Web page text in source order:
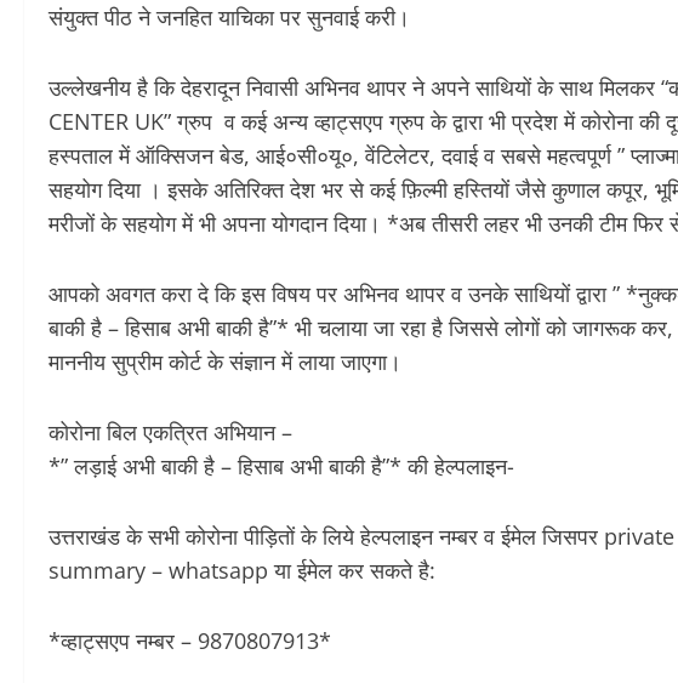
संयुक्त पीठ ने जनहित याचिका पर सुनवाई करी।
उल्लेखनीय है कि देहरादून निवासी अभिनव थापर ने अपने साथियों के साथ मिलकर
CENTER UK” ग्रुप व कई अन्य व्हाट्सएप ग्रुप के द्वारा भी प्रदेश में कोरोना
हस्पताल में ऑक्सिजन बेड, आई०सी०यू०, वेंटिलेटर, दवाई व सबसे महत्वपूर्ण ” प्लाज्मा
सहयोग दिया । इसके अतिरिक्त देश भर से कई फ़िल्मी हस्तियों जैसे कुणाल कपूर,
मरीजों के सहयोग में भी अपना योगदान दिया। *अब तीसरी लहर भी उनकी टीम
आपको अवगत करा दे कि इस विषय पर अभिनव थापर व उनके साथियों द्वारा ”
बाकी है – हिसाब अभी बाकी है”* भी चलाया जा रहा है जिससे लोगों को जागरूक
माननीय सुप्रीम कोर्ट के संज्ञान में लाया जाएगा।
कोरोना बिल एकत्रित अभियान –
*” लड़ाई अभी बाकी है – हिसाब अभी बाकी है”* की हेल्पलाइन-
उत्तराखंड के सभी कोरोना पीड़ितों के लिये हेल्पलाइन नम्बर व ईमेल जिसपर private
summary – whatsapp या ईमेल कर सकते है:
*व्हाट्सएप नम्बर – 9870807913*